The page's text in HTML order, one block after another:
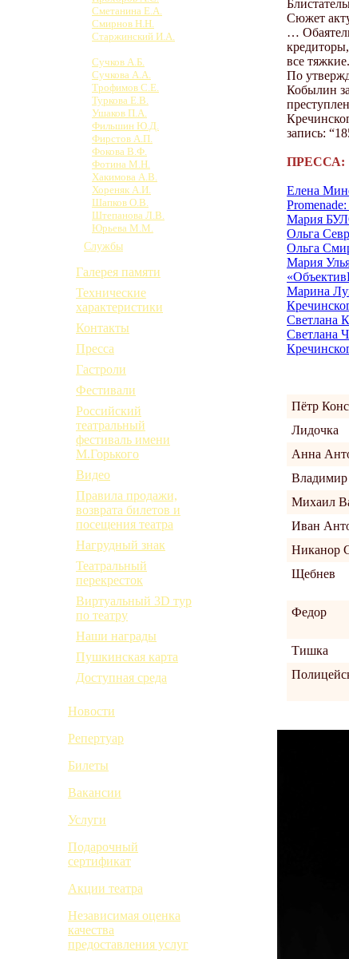
Сметанина Е.А.
Смирнов Н.Н.
Старжинский И.А.
Сучков А.Б.
Сучкова А.А.
Трофимов С.Е.
Туркова Е.В.
Ушаков П.А.
Фильшин Ю.Д.
Фирстов А.П.
Фокова В.Ф.
Фотина М.Н.
Хакимова А.В.
Хореняк А.И.
Шапков О.В.
Штепанова Л.В.
Юрьева М.М.
Службы
Галерея памяти
Технические
характеристики
Контакты
Пресса
Гастроли
Фестивали
Российский
театральный
фестиваль имени
М.Горького
Видео
Правила продажи,
возврата билетов и
посещения театра
Нагрудный знак
Театральный
перекресток
Виртуальный 3D тур
по театру
Наши награды
Пушкинская карта
Доступная среда
Новости
Репертуар
Билеты
Вакансии
Услуги
Подарочный
сертификат
Акции театра
Независимая оценка
качества
предоставления услуг
Сюжет
…
все
По
Кобылин
запись:
ПРЕССА:
Елена
Мария
Ольга
Ольга
Мария
Марина
Светлана
Светлана
Пётр
Лидочка
Анна
Михаил
Иван
Никанор
Щебнев
Федор
Тишка